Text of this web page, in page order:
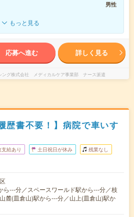
男性
もっと見る
応募へ進む 詳しく見る
ング株式会社 メディカルケア事業部 ナース派遣
歴書不要！】病院で車いす
給あり 土日祝日が休み 残業なし
ら---分／スペースワールド駅から---分／枝
麓(皿倉山)駅から---分／山上(皿倉山)駅か